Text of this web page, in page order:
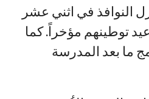
النوافذ في اثني عشر
توطينهم مؤخراً. كما
ما بعد المدرسة